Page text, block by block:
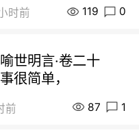
时前 119 0
世明言·卷二十
很简单，
前 87 1